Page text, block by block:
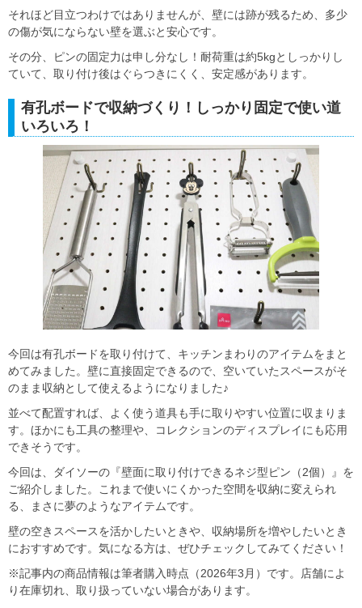
それほど目立つわけではありませんが、壁には跡が残るため、多少
の傷が気にならない壁を選ぶと安心です。
その分、ピンの固定力は申し分なし！耐荷重は約5kgとしっかりし
ていて、取り付け後はぐらつきにくく、安定感があります。
有孔ボードで収納づくり！しっかり固定で使い道
いろいろ！
今回は有孔ボードを取り付けて、キッチンまわりのアイテムをまと
めてみました。壁に直接固定できるので、空いていたスペースがそ
のまま収納として使えるようになりました♪
並べて配置すれば、よく使う道具も手に取りやすい位置に収まりま
す。ほかにも工具の整理や、コレクションのディスプレイにも応用
できそうです。
今回は、ダイソーの『壁面に取り付けできるネジ型ピン（2個）』を
ご紹介しました。これまで使いにくかった空間を収納に変えられ
る、まさに夢のようなアイテムです。
壁の空きスペースを活かしたいときや、収納場所を増やしたいとき
におすすめです。気になる方は、ぜひチェックしてみてください！
※記事内の商品情報は筆者購入時点（2026年3月）です。店舗によ
り在庫切れ、取り扱っていない場合があります。